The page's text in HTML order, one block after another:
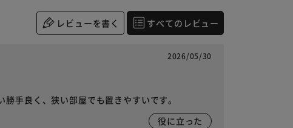
レビューを書く すべてのレビュー
2026/05/30
手良く、狭い部屋でも置きやすいです。
役に立った